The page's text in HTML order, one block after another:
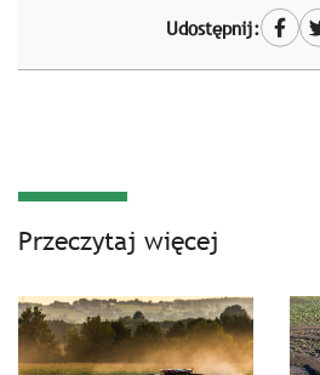
Udostępnij:
Przeczytaj więcej